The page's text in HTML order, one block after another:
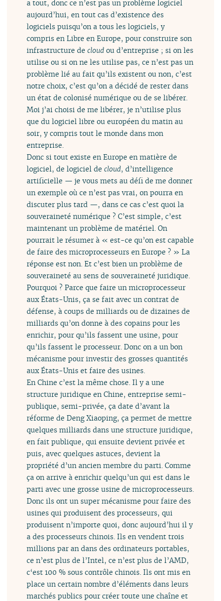
a tout, donc ce n’est pas un problème logiciel
aujourd’hui, en tout cas d’existence des
logiciels puisqu’on a tous les logiciels, y
compris en Libre en Europe, pour construire son
infrastructure decloud ou d’entreprise ; si on les
utilise ou si on ne les utilise pas, ce n’est pas un
problème lié au fait qu’ils existent ou non, c’est
notre choix, c’est qu’on a décidé de rester dans
un état de colonisé numérique ou de se libérer.
Moi j’ai choisi de me libérer, je n’utilise plus
que du logiciel libre ou européen du matin au
soir, y compris tout le monde dans mon
entreprise.
Donc si tout existe en Europe en matière de
logiciel, de logiciel decloud, d’intelligence
artificielle — je vous mets au défi de me donner
un exemple où ce n’est pas vrai, on pourra en
discuter plus tard —, dans ce cas c’est quoi la
souveraineté numérique ? C’est simple, c’est
maintenant un problème de matériel. On
pourrait le résumer à « est-ce qu’on est capable
de faire des microprocesseurs en Europe ? » La
réponse est non. Et c’est bien un problème de
souveraineté au sens de souveraineté juridique.
Pourquoi ? Parce que faire un microprocesseur
aux États-Unis, ça se fait avec un contrat de
défense, à coups de milliards ou de dizaines de
milliards qu’on donne à des copains pour les
enrichir, pour qu’ils fassent une usine, pour
qu’ils fassent le processeur. Donc on a un bon
mécanisme pour investir des grosses quantités
aux États-Unis et faire des usines.
En Chine c’est la même chose. Il y a une
structure juridique en Chine, entreprise semi-
publique, semi-privée, ça date d’avant la
réforme de Deng Xiaoping, ça permet de mettre
quelques milliards dans une structure juridique,
en fait publique, qui ensuite devient privée et
puis, avec quelques astuces, devient la
propriété d’un ancien membre du parti. Comme
ça on arrive à enrichir quelqu’un qui est dans le
parti avec une grosse usine de microprocesseurs.
Donc ils ont un super mécanisme pour faire des
usines qui produisent des processeurs, qui
produisent n’importe quoi, donc aujourd’hui il y
a des processeurs chinois. Ils en vendent trois
millions par an dans des ordinateurs portables,
ce n’est plus de l’Intel, ce n’est plus de l’AMD,
c‘est 100 % sous contrôle chinois. Ils ont mis en
place un certain nombre d’éléments dans leurs
marchés publics pour créer toute une chaîne et